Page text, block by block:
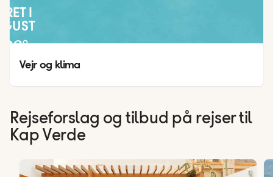
I
26°
25°
Vejr og klima
Rejseforslag og tilbud på rejser til
Kap Verde